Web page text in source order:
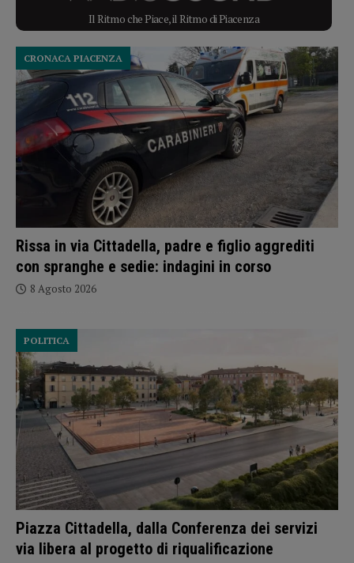
Il Ritmo che Piace, il Ritmo di Piacenza
Rissa in via Cittadella, padre e figlio aggrediti
con spranghe e sedie: indagini in corso
CRONACA PIACENZA
8 Agosto 2026
Piazza Cittadella, dalla Conferenza dei servizi
via libera al progetto di riqualificazione
POLITICA